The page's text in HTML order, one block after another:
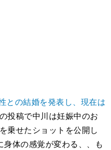
との結婚を発表し、現在は
投稿で中川は妊娠中のお
乗せたショットを公開し
身体の感覚が変わる、、も